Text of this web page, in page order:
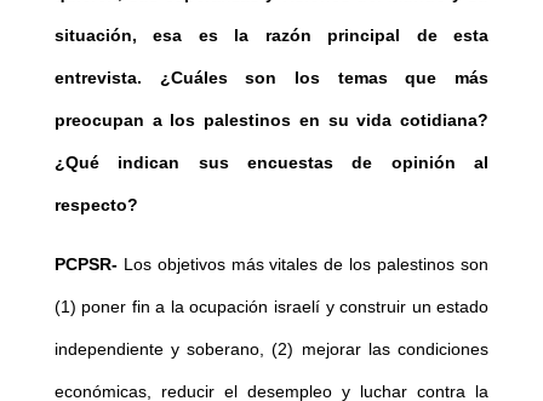
situación, esa es la razón principal de esta
entrevista. ¿Cuáles son los temas que más
preocupan a los palestinos en su vida cotidiana?
¿Qué indican sus encuestas de opinión al
respecto?
PCPSR-Los objetivos más vitales de los palestinos son
(1) poner fin a la ocupación israelí y construir un estado
independiente y soberano, (2) mejorar las condiciones
económicas, reducir el desempleo y luchar contra la